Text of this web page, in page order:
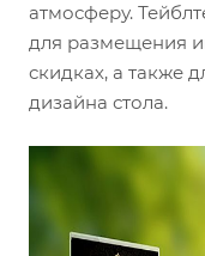
атмосферу.
для размещения
скидках, а также
дизайна стола.